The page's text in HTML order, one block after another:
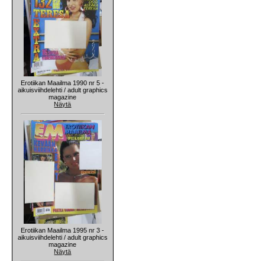
Erotiikan Maailma 1990 nr 5 -
aikuisviihdelehti / adult graphics
magazine
Näytä
Erotiikan Maailma 1995 nr 3 -
aikuisviihdelehti / adult graphics
magazine
Näytä